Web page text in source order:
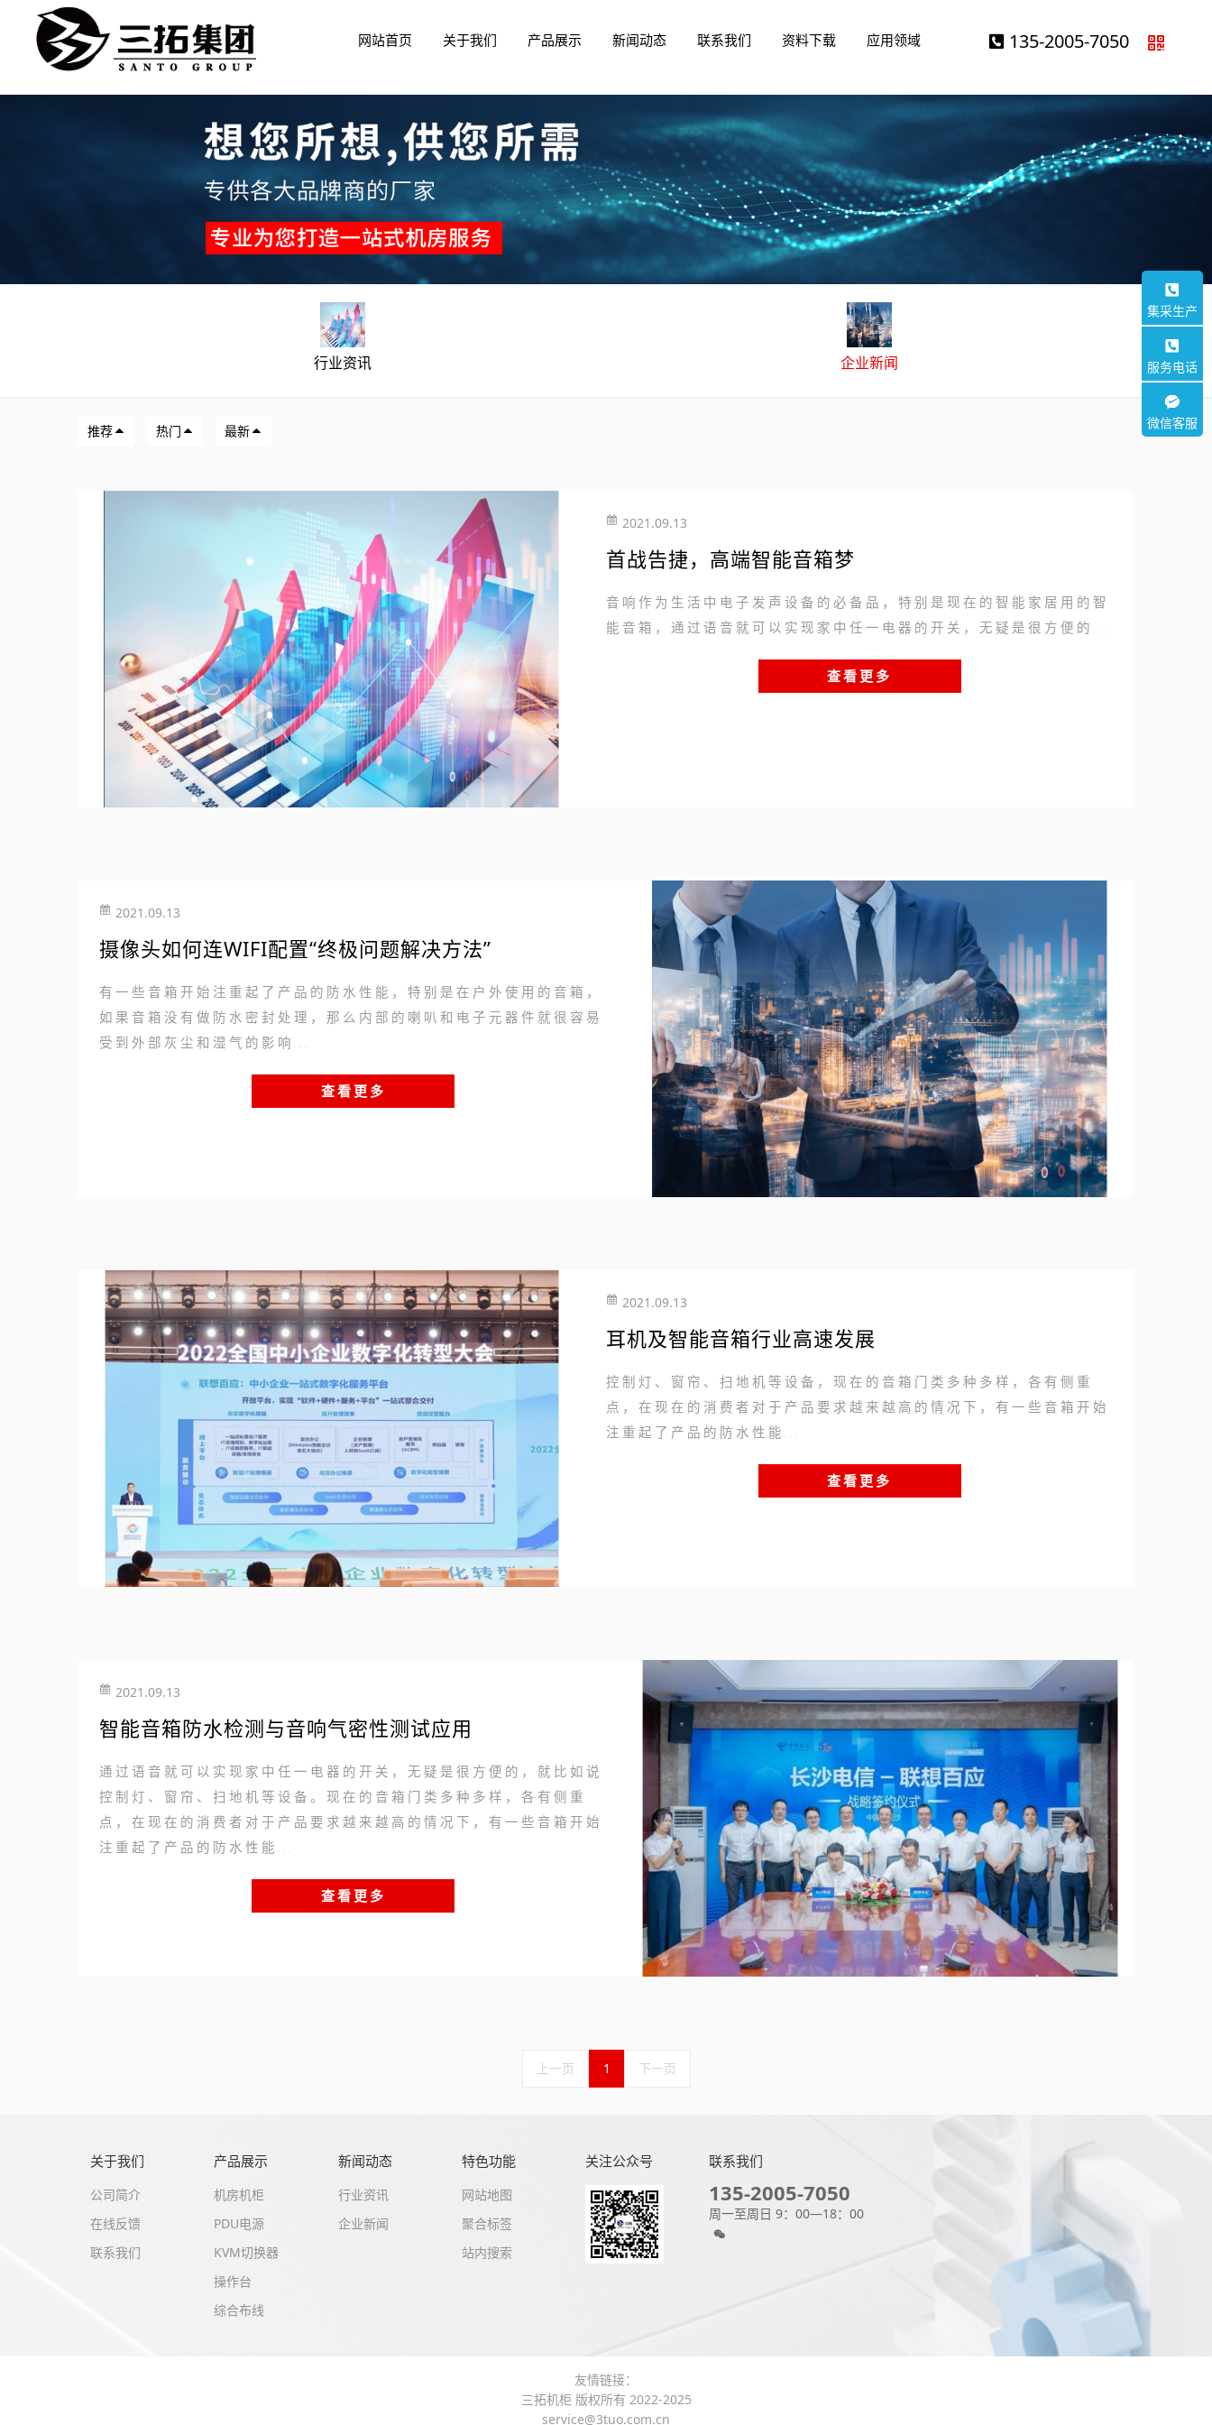
网站首页 关于我们
公司简介 在线反馈 联系我们
产品展示
机房机柜 PDU电源 KVM切换器
操作台
综合布线
按需定制
新闻动态
行业资讯 企业新闻
联系我们 资料下载 应用领域
通信机房 人工智能 政府采购
军工航天
能源产业
数据中心 135-2005-7050
行业资讯 企业新闻
推荐 热门 最新
2021.09.13
首战告捷，高端智能音箱梦
音响作为生活中电子发声设备的必备品，特别是现在的智能家居用的智
能音箱，通过语音就可以实现家中任一电器的开关，无疑是很方便的...
查看更多
2021.09.13
摄像头如何连WIFI配置“终极问题解决方法”
有一些音箱开始注重起了产品的防水性能，特别是在户外使用的音箱，
如果音箱没有做防水密封处理，那么内部的喇叭和电子元器件就很容易
受到外部灰尘和湿气的影响...
查看更多
2021.09.13
耳机及智能音箱行业高速发展
控制灯、窗帘、扫地机等设备，现在的音箱门类多种多样，各有侧重
点，在现在的消费者对于产品要求越来越高的情况下，有一些音箱开始
注重起了产品的防水性能...
查看更多
2021.09.13
智能音箱防水检测与音响气密性测试应用
通过语音就可以实现家中任一电器的开关，无疑是很方便的，就比如说
控制灯、窗帘、扫地机等设备。现在的音箱门类多种多样，各有侧重
点，在现在的消费者对于产品要求越来越高的情况下，有一些音箱开始
注重起了产品的防水性能...
查看更多
上一页 1 下一页
关于我们
公司简介
在线反馈
联系我们
产品展示
机房机柜
PDU电源
KVM切换器
操作台
综合布线
新闻动态
行业资讯
企业新闻
特色功能
网站地图
聚合标签
站内搜索
关注公众号 联系我们
135-2005-7050
周一至周日 9：00—18：00
友情链接：
三拓机柜 版权所有 2022-2025
service@3tuo.com.cn
集采生产
服务电话
微信客服